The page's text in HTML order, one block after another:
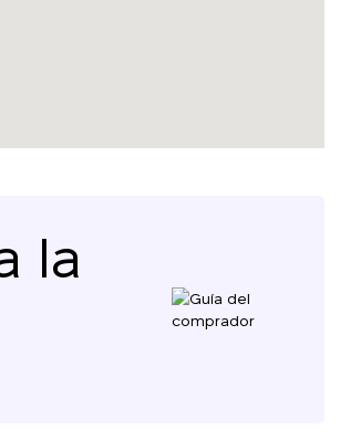
la
la
llamada